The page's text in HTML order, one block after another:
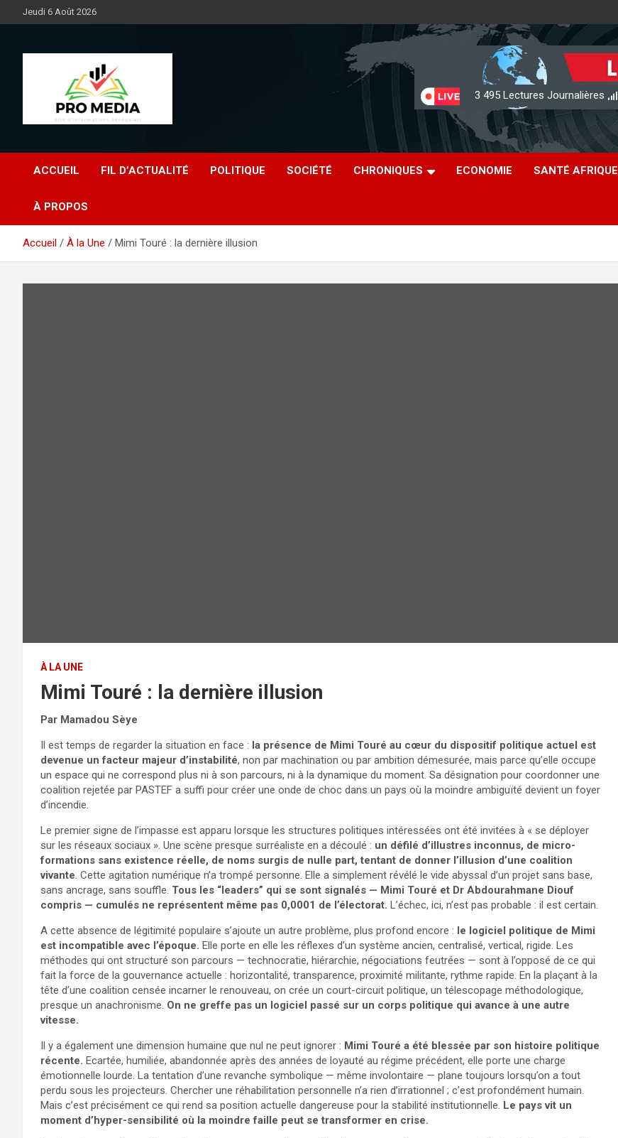
au
Jeudi 6 Août 2026
3 495Lectures Journalières
ACCUEIL FIL D’ACTUALITÉ POLITIQUE SOCIÉTÉ CHRONIQUES ECONOMIE SANTÉ AFRIQUE
À PROPOS
Accueil À la Une Mimi Touré : la dernière illusion
À LA UNE
Mimi Touré : la dernière illusion
Par Mamadou Sèye
Il est temps de regarder la situation en face : la présence de Mimi Touré au cœur du dispositif politique actuel est
devenue un facteur majeur d’instabilité, non par machination ou par ambition démesurée, mais parce qu’elle occupe
un espace qui ne correspond plus ni à son parcours, ni à la dynamique du moment. Sa désignation pour coordonner une
coalition rejetée par PASTEF a suffi pour créer une onde de choc dans un pays où la moindre ambiguïté devient un foyer
d’incendie.
Le premier signe de l’impasse est apparu lorsque les structures politiques intéressées ont été invitées à « se déployer
sur les réseaux sociaux ». Une scène presque surréaliste en a découlé : un défilé d’illustres inconnus, de micro-
formations sans existence réelle, de noms surgis de nulle part, tentant de donner l’illusion d’une coalition
vivante. Cette agitation numérique n’a trompé personne. Elle a simplement révélé le vide abyssal d’un projet sans base,
sans ancrage, sans souffle. Tous les “leaders” qui se sont signalés — Mimi Touré et Dr Abdourahmane Diouf
compris — cumulés ne représentent même pas 0,0001 de l’électorat. L’échec, ici, n’est pas probable : il est certain.
A cette absence de légitimité populaire s’ajoute un autre problème, plus profond encore : le logiciel politique de Mimi
est incompatible avec l’époque. Elle porte en elle les réflexes d’un système ancien, centralisé, vertical, rigide. Les
méthodes qui ont structuré son parcours — technocratie, hiérarchie, négociations feutrées — sont à l’opposé de ce qui
fait la force de la gouvernance actuelle : horizontalité, transparence, proximité militante, rythme rapide. En la plaçant à la
tête d’une coalition censée incarner le renouveau, on crée un court-circuit politique, un télescopage méthodologique,
presque un anachronisme. On ne greffe pas un logiciel passé sur un corps politique qui avance à une autre
vitesse.
Il y a également une dimension humaine que nul ne peut ignorer : Mimi Touré a été blessée par son histoire politique
récente. Ecartée, humiliée, abandonnée après des années de loyauté au régime précédent, elle porte une charge
émotionnelle lourde. La tentation d’une revanche symbolique — même involontaire — plane toujours lorsqu’on a tout
perdu sous les projecteurs. Chercher une réhabilitation personnelle n’a rien d’irrationnel ; c’est profondément humain.
Mais c’est précisément ce qui rend sa position actuelle dangereuse pour la stabilité institutionnelle. Le pays vit un
moment d’hyper-sensibilité où la moindre faille peut se transformer en crise.